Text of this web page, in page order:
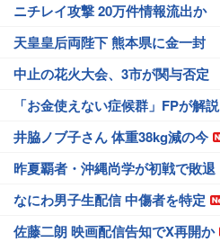
ニチレイ攻撃 20万件情報流出か
天皇皇后両陛下 熊本県に金一封
中止の花火大会、3市が関与否定
「お金使えない症候群」FPが解説
井脇ノブ子さん 体重38kg減の今
昨夏覇者・沖縄尚学が初戦で敗退
なにわ男子生配信 中傷者を特定
佐藤二朗 映画配信告知でX再開か